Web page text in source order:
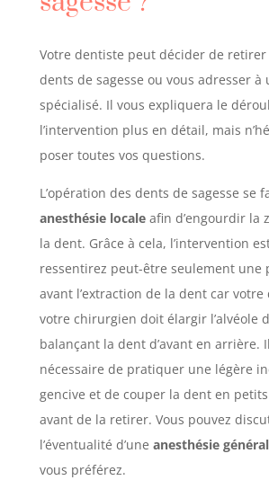
Votre dentiste peut décider de retirer
dents de sagesse ou vous adresser
spécialisé. Il vous expliquera le
l’intervention plus en détail, mais
poser toutes vos questions.
L’opération des dents de sagesse se
anesthésie localeafin d’engourdir la
la dent. Grâce à cela, l’intervention
ressentirez peut-être seulement une
avant l’extraction de la dent car
votre chirurgien doit élargir l’alvéole
balançant la dent d’avant en arrière.
nécessaire de pratiquer une légère
gencive et de couper la dent en
avant de la retirer. Vous pouvez
l’éventualité d’une anesthésie
vous préférez.